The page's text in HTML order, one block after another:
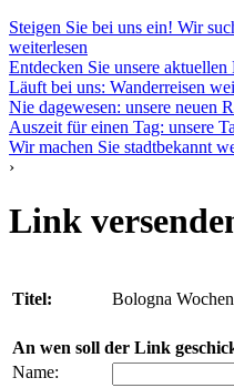
Steigen Sie bei uns ein! Wir
weiterlesen
Entdecken Sie unsere aktuellen
Läuft bei uns: Wanderreisen
Nie dagewesen: unsere neuen
Auszeit für einen Tag: unsere
Wir machen Sie stadtbekannt
›
Link
Titel: Bologna
An wen soll der Link
Name: